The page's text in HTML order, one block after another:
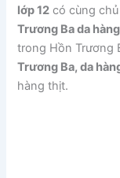
lớp 12 có cùng
Trương Ba da
trong Hồn Trương
Trương Ba, da
hàng thịt.